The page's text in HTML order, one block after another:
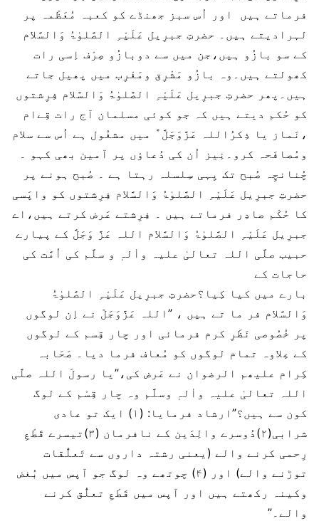
فرماتے ہیں اور اُس سبز جھنڈے کو کعبہ مُعَظّمہ پر
لہرادیتے ہیں۔ حضرتِ جبرِیل عَلَیْہِ الصَّلوٰۃُ وَالسَّلام
کے سو بازُو ہیں،جن میں سے دوبازُو صِرْف اِسی رات
کھولتے ہیں۔وہ بازُو مَشْرِق ومَغْرِب میں پھیل جاتے
ہیں۔پھر حضرتِ جبرِیل عَلَیْہِ الصَّلوٰۃُ وَالسَّلام فِرِشتوں
کو حُکم دیتے ہیں کہ جو کوئی مسلمان آج رات قِےام
،نَماز یا ذِکرُاللہ عَزَّوَجَلَّ َّ میں مشغُول ہے اُس سے سلام
ومُصافَحہ کرو۔نِیز اُن کی دُعاؤں پر آمین بھی کہو ۔
چُنانچِہ صُبح تک یِہی سِلسلہ رہتا ہے ۔ صُبح ہونے پر
حضرتِ جبرِیل عَلَیْہِ الصَّلوٰۃُ وَالسَّلام فِرِشتوں کو واپَسی
کا حُکْم صادِر فرماتے ہیں ۔ فِرِشتے عَرض کرتے ہیں،اے
جبرِیل عَلَیْہِ الصَّلوٰۃُ وَالسَّلام اللہ عَزَّ وَجَلَّ کے پیارے
حبیب صلَّی اللہ تعالیٰ علیہ واٰلہٖ و سلَّم کی اُمَّت کی
حاجات کے
بارے میں کیا کِیا؟حضرتِ جبرِیل عَلَیْہِ الصَّلوٰۃُ
وَالسَّلام فر ما تے ہیں ، ”اللہ عَزَّوَجَلّ نے اِن لوگوں
پر خُصُوصی نَظَرِ کرم فرمائی اور چار قِسم کے لوگوں
کے عِلاوہ تمام لوگوں کو مُعاف فرما دیا۔ صَحَابہ
کِرام علیھم الرضوان نے عَرض کی،”یا رسولَ اللہ صلَّی
اللہ تعالیٰ علیہ واٰلہٖ وسلَّم وہ چار قِسْم کے لوگ
کون سے ہیں؟”ارشاد فرمایا: (۱) ایک تو عادی
شرابی(۲)دُوسرے والِدَین کے نافرمان (۳)تیسرے قَطْعِ
رِحمی کرنے والے (یعنی رشتہ داروں سے تَعلُّقات
توڑنے والے) اور (۴) چوتھے وہ لوگ جو آپس میں بُغض
وکینہ رکھتے ہیں اور آپس میں قَطْعِ تعلُّق کرنے
والے۔”